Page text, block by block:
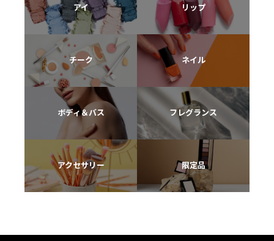
アイ リップ
チーク ネイル
ボディ＆バス フレグランス
アクセサリー 限定品